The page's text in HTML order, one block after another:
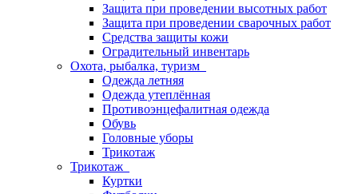
Защита при проведении высотных работ
Защита при проведении сварочных работ
Средства защиты кожи
Оградительный инвентарь
Охота, рыбалка, туризм
Одежда летняя
Одежда утеплённая
Противоэнцефалитная одежда
Обувь
Головные уборы
Трикотаж
Трикотаж
Куртки